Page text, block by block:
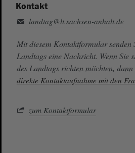
Kontakt
landtag@lt.sachsen-anhalt.de
Mit diesem Kontaktformular senden
Landtags eine Nachricht. Wenn Sie
des Landtags richten möchten,
direkte Kontaktaufnahme mit den
zum Kontaktformular